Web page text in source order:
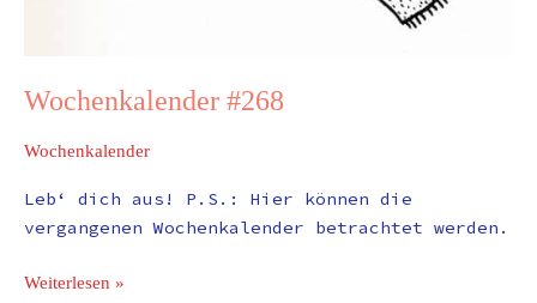
Wochenkalender #268
Wochenkalender
Leb‘ dich aus! P.S.: Hier können die
vergangenen Wochenkalender betrachtet werden.
Weiterlesen »